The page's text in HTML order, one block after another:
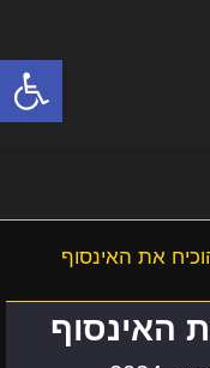
פתח
את האינסוף
האינסוף